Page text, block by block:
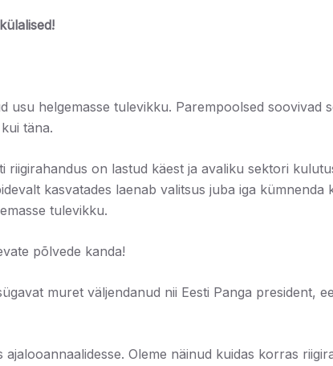
usu helgemasse tulevikku. Parempoolsed soovivad
täna.
riigirahandus on lastud käest ja avaliku sektori
kasvatades laenab valitsus juba iga
tulevikku.
põlvede kanda!
muret väljendanud nii Eesti Panga president,
Oleme näinud kuidas korras